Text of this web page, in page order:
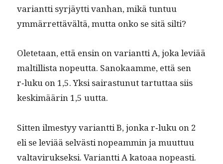
vari­ant­ti syr­jäyt­ti van­han, mikä tun­tuu
ymmär­ret­tävältä, mut­ta onko se sitä silti?
Olete­taan, että ensin on vari­ant­ti A, joka lev­iää
maltil­lista nopeut­ta. Sanokaamme, että sen
r‑luku on 1,5. Yksi sairas­tunut tar­tut­taa siis
keskimäärin 1,5 uutta.
Sit­ten ilmestyy vari­ant­ti B, jon­ka r‑luku on 2
eli se lev­iää selvästi nopeam­min ja muut­tuu
val­taviruk­sek­si. Vari­ant­ti A katoaa nopeasti.